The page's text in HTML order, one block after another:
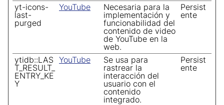
yt-icons-
last-
purged
YouTube
Necesaria para la
implementación y
funcionabilidad del
contenido de video
de YouTube en la
web.
Persist
ente
ytidb::LAS
T_RESULT_
ENTRY_KE
Y
YouTube
Se usa para
rastrear la
interacción del
usuario con el
contenido
integrado.
Persist
ente